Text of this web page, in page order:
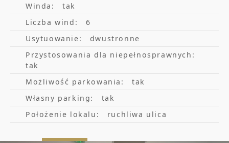
OBSŁUGA BEZPROWIZYJNA
WSPIERAM TRÓJMIEJSKIE FIRMY W
WYBORZE, ANALIZIE ORAZ NEGOCJACJACH
WARUNKÓW NAJMU NIERUCHOMOŚCI
KOMERCYJNYCH OD 2015 ROKU. DOSTARCZĘ
OPTYMALNE ROZWIĄZANIE DLA KAŻDEGO
BIZNESU DOSTOSOWANE DO
INDYWIDUALNYCH POTRZEB.
Winda:
tak
Liczba wind:
6
Usytuowanie:
dwustronne
Przystosowania dla niepełnosprawnych:
tak
Możliwość parkowania:
tak
Własny parking:
tak
Położenie lokalu:
ruchliwa ulica